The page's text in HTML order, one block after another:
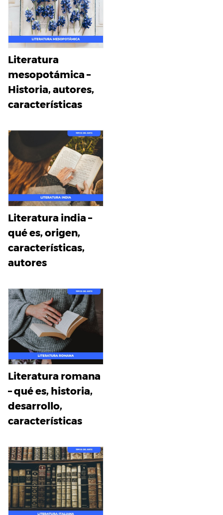
Literatura
mesopotámica –
Historia, autores,
características
Literatura india –
qué es, origen,
características,
autores
Literatura romana
– qué es, historia,
desarrollo,
características